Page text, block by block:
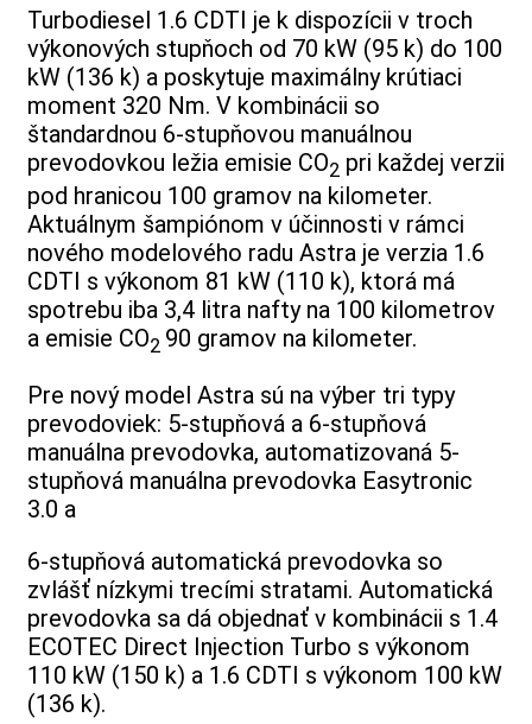
Turbodiesel 1.6 CDTI je k dispozícii v troch
výkonových stupňoch od 70 kW (95 k) do 100
kW (136 k) a poskytuje maximálny krútiaci
moment 320 Nm. V kombinácii so
štandardnou 6-stupňovou manuálnou
prevodovkou ležia emisie CO2 pri každej verzii
pod hranicou 100 gramov na kilometer.
Aktuálnym šampiónom v účinnosti v rámci
nového modelového radu Astra je verzia 1.6
CDTI s výkonom 81 kW (110 k), ktorá má
spotrebu iba 3,4 litra nafty na 100 kilometrov
a emisie CO2 90 gramov na kilometer.
Pre nový model Astra sú na výber tri typy
prevodoviek: 5-stupňová a 6-stupňová
manuálna prevodovka, automatizovaná 5-
stupňová manuálna prevodovka Easytronic
3.0 a
6-stupňová automatická prevodovka so
zvlášť nízkymi trecími stratami. Automatická
prevodovka sa dá objednať v kombinácii s 1.4
ECOTEC Direct Injection Turbo s výkonom
110 kW (150 k) a 1.6 CDTI s výkonom 100 kW
(136 k).